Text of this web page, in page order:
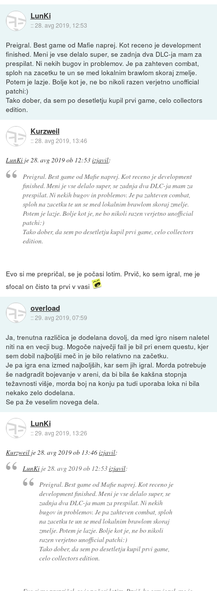
LunKi
::28. avg 2019, 12:53
Preigral. Best game od Mafie naprej. Kot receno je development
finished. Meni je vse delalo super, se zadnja dva DLC-ja mam za
prespilat. Ni nekih bugov in problemov. Je pa zahteven combat,
sploh na zacetku te un se med lokalnim brawlom skoraj zmelje.
Potem je lazje. Bolje kot je, ne bo nikoli razen verjetno unofficial
patchi:)
Tako dober, da sem po desetletju kupil prvi game, celo collectors
edition.
Kurzweil
::28. avg 2019, 13:46
LunKi je28. avg 2019 ob 12:53izjavil:
Preigral. Best game od Mafie naprej. Kot receno je development
finished. Meni je vse delalo super, se zadnja dva DLC-ja mam za
prespilat. Ni nekih bugov in problemov. Je pa zahteven combat,
sploh na zacetku te un se med lokalnim brawlom skoraj zmelje.
Potem je lazje. Bolje kot je, ne bo nikoli razen verjetno unofficial
patchi:)
Tako dober, da sem po desetletju kupil prvi game, celo collectors
edition.
Evo si me prepričal, se je počasi lotim. Prvič, ko sem igral, me je
sfocal on čisto ta prvi v vasi
overload
::29. avg 2019, 07:59
Ja, trenutna različica je dodelana dovolj, da med igro nisem naletel
niti na en vecji bug. Mogoče največji fail je bil pri enem questu, kjer
sem dobil najboljši meč in je bilo relativno na začetku.
Je pa igra ena izmed najboljših, kar sem jih igral. Morda potrebuje
še nadgradit bojevanje v areni, da bi bila še kakšna stopnja
težavnosti višje, morda boj na konju pa tudi uporaba loka ni bila
nekako zelo dodelana.
Se pa že veselim novega dela.
LunKi
::29. avg 2019, 13:26
Kurzweil je 28. avg 2019 ob 13:46izjavil:
LunKije28. avg 2019 ob 12:53izjavil:
Preigral. Best game od Mafie naprej. Kot receno je
development finished. Meni je vse delalo super, se
zadnja dva DLC-ja mam za prespilat. Ni nekih
bugov in problemov. Je pa zahteven combat, sploh
na zacetku te un se med lokalnim brawlom skoraj
zmelje. Potem je lazje. Bolje kot je, ne bo nikoli
razen verjetno unofficial patchi:)
Tako dober, da sem po desetletju kupil prvi game,
celo collectors edition.